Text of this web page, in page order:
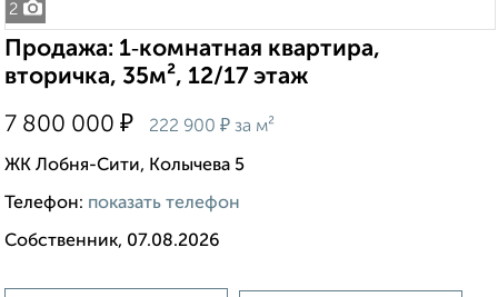
2
Продажа: 1‑комнатная квартира,
вторичка, 35м², 12/17 этаж
7 800 000 ₽ 222 900 ₽ за м²
ЖК Лобня-Сити, Колычева 5
Телефон: показать телефон
Собственник, 07.08.2026